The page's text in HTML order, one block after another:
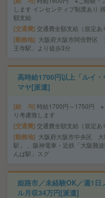
します インセンティブ制度あり
額支給
交通費 交通費全額支給（規定あ
勤務地
大阪府大阪市阿倍野区
王寺駅」より徒歩3分
高時給1700円以上「ルイ
マヤ[派遣]
給 与 時給1700円～1750円 ※
り考慮致します
交通費 交通費全額支給（規定あ
勤務地
大阪府大阪市中央区 大
駅」 、阪神電車・近鉄「大阪難
んば駅」スグ
姫路市／未経験OK／週1日
ル月収34万円[派遣]